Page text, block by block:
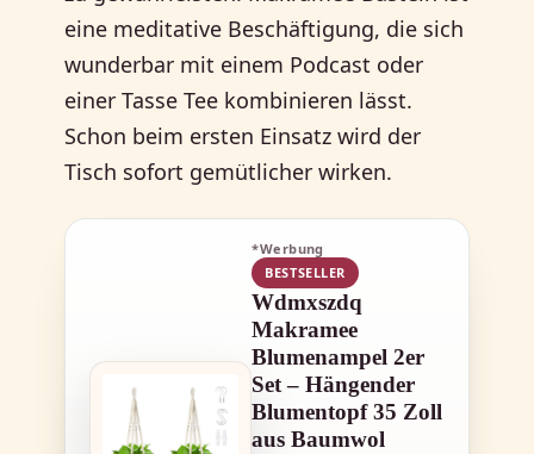
eine meditative Beschäftigung, die sich
wunderbar mit einem Podcast oder
einer Tasse Tee kombinieren lässt.
Schon beim ersten Einsatz wird der
Tisch sofort gemütlicher wirken.
*Werbung
BESTSELLER
Wdmxszdq
Makramee
Blumenampel 2er
Set – Hängender
Blumentopf 35 Zoll
aus Baumwol